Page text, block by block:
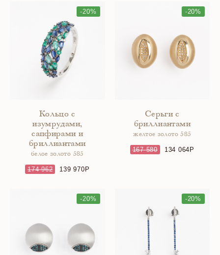
-20%
Кольцо с
изумрудами,
сапфирами и
бриллиантами
белое золото 585
174 962 139 970
-20%
Серьги с
бриллиантами
желтое золото 585
167 580 134 064
-20% -20%